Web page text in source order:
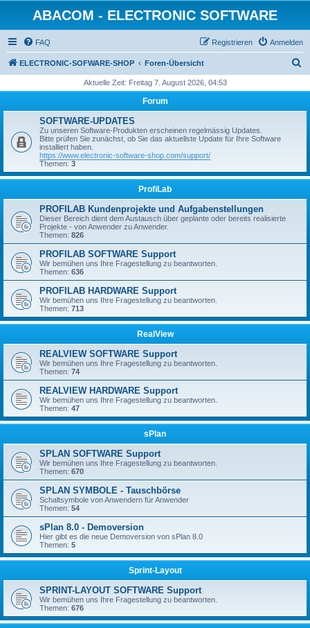
ABACOM - ELECTRONIC SOFTWARE
FAQ Anmelden
Registrieren
ELECTRONIC-SOFWARE-SHOP Foren-Übersicht
h
Aktuelle Zeit: Freitag 7. August 2026, 04:53
Forum
SOFTWARE-UPDATES
Zu unseren Software-Produkten erscheinen regelmässig Updates.
Bitte prüfen Sie zunächst, ob Sie das aktuellste Update für Ihre Software
installiert haben.
https://www.electronic-software-shop.com/support/
Themen: 3
ProfiLab
PROFILAB Kundenprojekte und Aufgabenstellungen
Dieser Bereich dient dem Austausch über geplante oder bereits realisierte
Projekte - von Anwender zu Anwender.
Themen: 826
PROFILAB SOFTWARE Support
Wir bemühen uns Ihre Fragestellung zu beantworten.
Themen: 636
PROFILAB HARDWARE Support
Wir bemühen uns Ihre Fragestellung zu beantworten.
Themen: 713
RealView
REALVIEW SOFTWARE Support
Wir bemühen uns Ihre Fragestellung zu beantworten.
Themen: 74
REALVIEW HARDWARE Support
Wir bemühen uns Ihre Fragestellung zu beantworten.
Themen: 47
sPlan
SPLAN SOFTWARE Support
Wir bemühen uns Ihre Fragestellung zu beantworten.
Themen: 670
SPLAN SYMBOLE - Tauschbörse
Schaltsymbole von Anwendern für Anwender
Themen: 54
sPlan 8.0 - Demoversion
Hier gibt es die neue Demoversion von sPlan 8.0
Themen: 5
Sprint-Layout
SPRINT-LAYOUT SOFTWARE Support
Wir bemühen uns Ihre Fragestellung zu beantworten.
Themen: 676